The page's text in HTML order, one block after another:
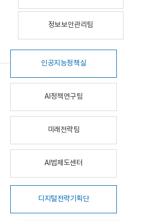
정보보안관리팀
인공지능정책실
AI정책연구팀
미래전략팀
AI법제도센터
디지털전략기획단